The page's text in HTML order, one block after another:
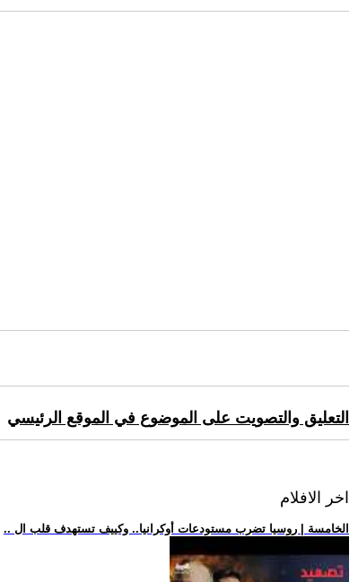
التعليق والتصويت على الموضوع في الموقع الرئيسي
اخر الافلام
.. الخامسة | روسيا تضرب مستودعات أوكرانيا.. وكييف تستهدف قلب ال